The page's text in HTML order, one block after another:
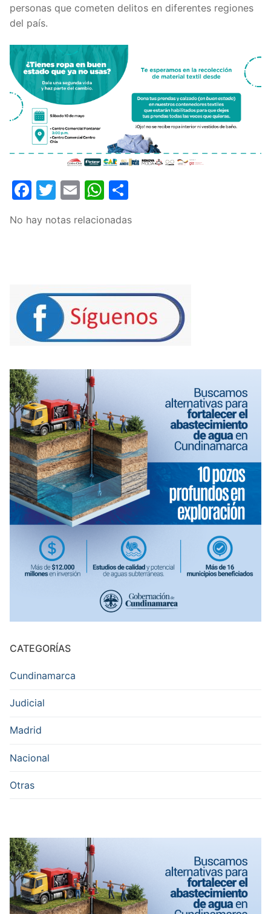
personas que cometen delitos en diferentes regiones
del país.
Facebook
Twitter
EmailWhatsApp
No hay notas relacionadas
CATEGORÍAS
Cundinamarca
Judicial
Madrid
Nacional
Otras